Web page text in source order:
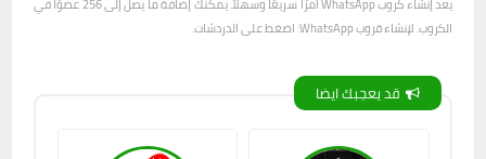
يعد إنشاء كروب WhatsApp أمرًا سريعًا وسهلاً. يمكنك إضافة ما يصل إلى 256 عضوًا في
الكروب. لإنشاء قروب WhatsApp: اضغط على الدردشات.
قد يعجبك ايضا